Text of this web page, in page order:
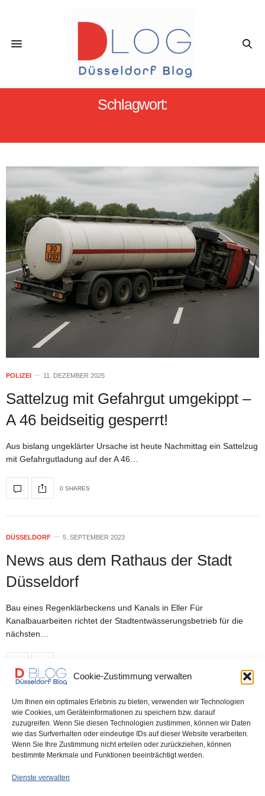
Cookie-Zustimmung verwalten
Um Ihnen ein optimales Erlebnis zu bieten, verwenden wir Technologien
wie Cookies, um Geräteinformationen zu speichern bzw. darauf
zuzugreifen. Wenn Sie diesen Technologien zustimmen, können wir Daten
wie das Surfverhalten oder eindeutige IDs auf dieser Website verarbeiten.
Wenn Sie Ihre Zustimmung nicht erteilen oder zurückziehen, können
bestimmte Merkmale und Funktionen beeinträchtigt werden.
Dienste verwalten
Schlagwort:
POLIZEI 11. DEZEMBER 2025
Sattelzug mit Gefahrgut umgekippt –
A 46 beidseitig gesperrt!
Aus bislang ungeklärter Ursache ist heute Nachmittag ein Sattelzug
mit Gefahrgutladung auf der A 46…
0 SHARES
DÜSSELDORF 5. SEPTEMBER 2023
News aus dem Rathaus der Stadt
Düsseldorf
Bau eines Regenklärbeckens und Kanals in Eller Für
Kanalbauarbeiten richtet der Stadtentwässerungsbetrieb für die
nächsten…
DÜSSELDORF 31. JULI 2023
Düsseldorf Headlines, Montag,
31.07.2023
Antenne Düsseldorf: Verfolgungsjagd mit der Polizei Bild: